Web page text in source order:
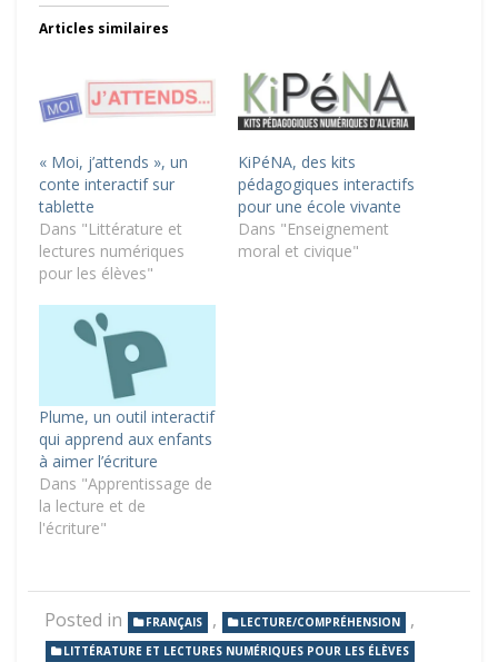
Articles similaires
« Moi, j’attends », un
conte interactif sur
tablette
Dans "Littérature et
lectures numériques
pour les élèves"
KiPéNA, des kits
pédagogiques interactifs
pour une école vivante
Dans "Enseignement
moral et civique"
Plume, un outil interactif
qui apprend aux enfants
à aimer l’écriture
Dans "Apprentissage de
la lecture et de
l'écriture"
Posted in FRANÇAIS , LECTURE/COMPRÉHENSION ,
LITTÉRATURE ET LECTURES NUMÉRIQUES POUR LES ÉLÈVES